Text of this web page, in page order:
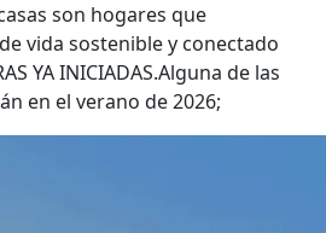
son hogares que
vida sostenible y conectado
YA INICIADAS.Alguna de las
en el verano de 2026;